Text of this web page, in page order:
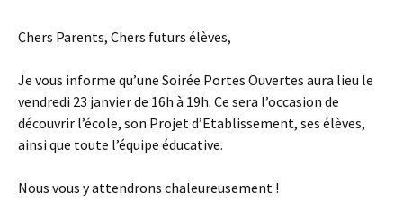
Chers Parents, Chers futurs élèves,
Je vous informe qu’une Soirée Portes Ouvertes aura lieu le
vendredi 23 janvier de 16h à 19h. Ce sera l’occasion de
découvrir l’école, son Projet d’Etablissement, ses élèves,
ainsi que toute l’équipe éducative.
Nous vous y attendrons chaleureusement !